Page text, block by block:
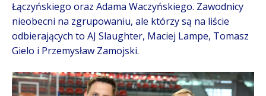
Łączyńskiego oraz Adama Waczyńskiego. Zawodnicy
nieobecni na zgrupowaniu, ale którzy są na liście
odbierających to AJ Slaughter, Maciej Lampe, Tomasz
Gielo i Przemysław Zamojski.